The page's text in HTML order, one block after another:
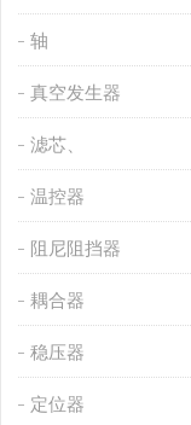
轴
真空发生器
滤芯、
温控器
阻尼阻挡器
耦合器
稳压器
定位器